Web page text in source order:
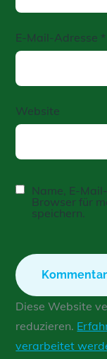
E-Mail-Adresse *
Website
Name, E-
Browser für
speichern.
Diese Website
reduzieren.
verarbeitet